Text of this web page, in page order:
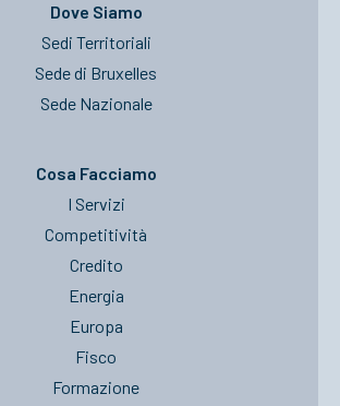
Dove Siamo
Sedi Territoriali
Sede di Bruxelles
Sede Nazionale
Cosa Facciamo
I Servizi
Competitività
Credito
Energia
Europa
Fisco
Formazione